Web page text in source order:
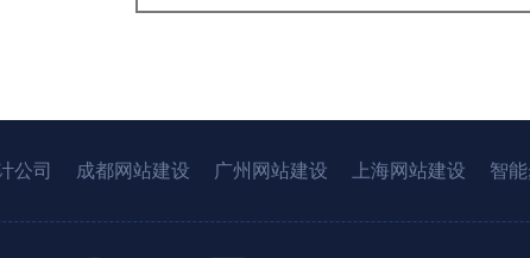
公司 成都网站建设 广州网站建设 上海网站建设 智